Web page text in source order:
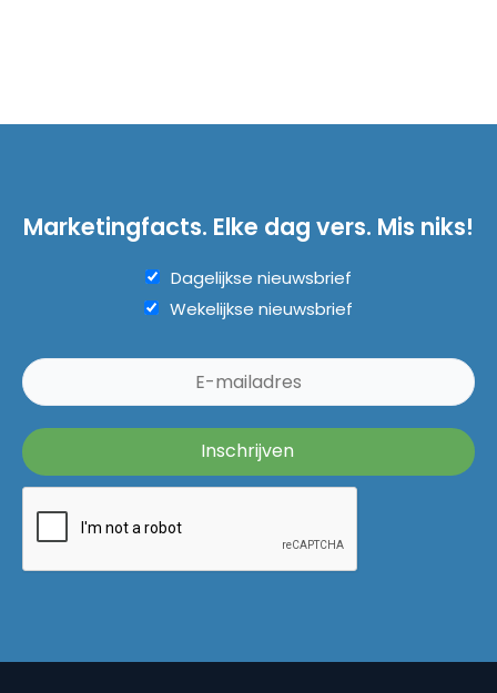
Marketingfacts. Elke dag vers. Mis niks!
Dagelijkse nieuwsbrief
Wekelijkse nieuwsbrief